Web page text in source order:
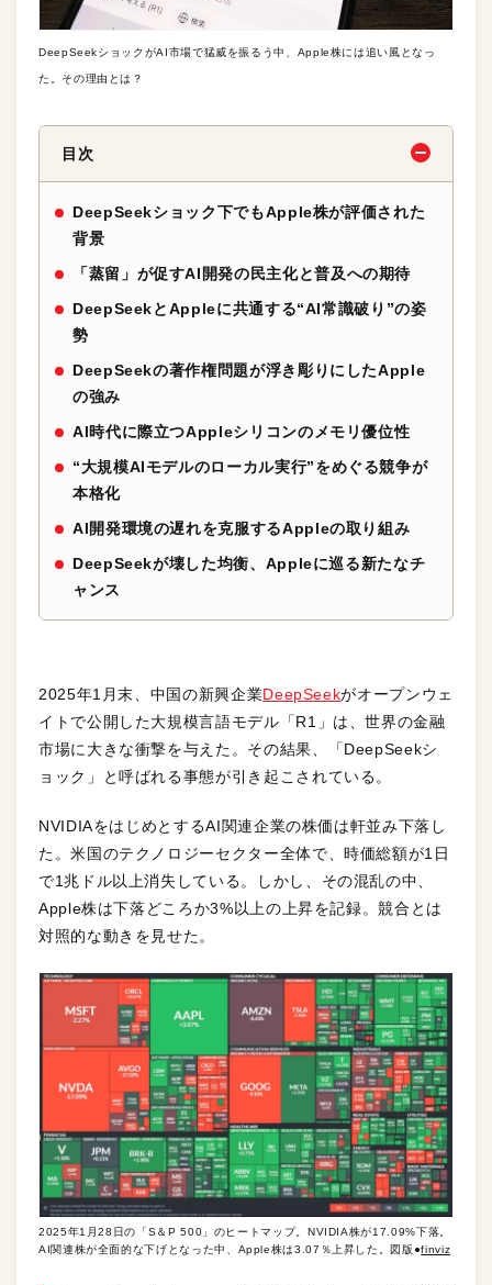
DeepSeekショックがAI市場で猛威を振るう中、Apple株には追い風となっ
た。その理由とは？
目次
DeepSeekショック下でもApple株が評価された
背景
「蒸留」が促すAI開発の民主化と普及への期待
DeepSeekとAppleに共通する“AI常識破り”の姿
勢
DeepSeekの著作権問題が浮き彫りにしたApple
の強み
AI時代に際立つAppleシリコンのメモリ優位性
“大規模AIモデルのローカル実行”をめぐる競争が
本格化
AI開発環境の遅れを克服するAppleの取り組み
DeepSeekが壊した均衡、Appleに巡る新たなチ
ャンス
2025年1月末、中国の新興企業DeepSeekがオープンウェ
イトで公開した大規模言語モデル「R1」は、世界の金融
市場に大きな衝撃を与えた。その結果、「DeepSeekシ
ョック」と呼ばれる事態が引き起こされている。
NVIDIAをはじめとするAI関連企業の株価は軒並み下落し
た。米国のテクノロジーセクター全体で、時価総額が1日
で1兆ドル以上消失している。しかし、その混乱の中、
Apple株は下落どころか3%以上の上昇を記録。競合とは
対照的な動きを見せた。
2025年1月28日の「S＆P 500」のヒートマップ。NVIDIA株が17.09%下落。
AI関連株が全面的な下げとなった中、Apple株は3.07％上昇した。図版●finviz